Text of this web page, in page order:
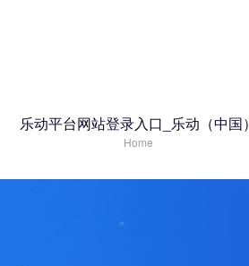
乐动平台网站登录入口_乐动（中国）
Home